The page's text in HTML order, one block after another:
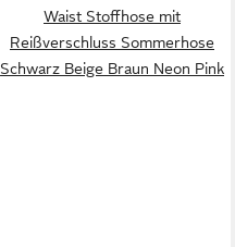
Waist Stoffhose mit
Reißverschluss Sommerhose
Schwarz Beige Braun Neon Pink